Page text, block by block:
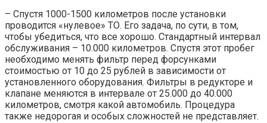
– Спустя 1000-1500 километров после установки
проводится «нулевое» ТО. Его задача, по сути, в том,
чтобы убедиться, что все хорошо. Стандартный интервал
обслуживания – 10.000 километров. Спустя этот пробег
необходимо менять фильтр перед форсунками
стоимостью от 10 до 25 рублей в зависимости от
установленного оборудования. Фильтры в редукторе и
клапане меняются в интервале от 25.000 до 40.000
километров, смотря какой автомобиль. Процедура
также недорогая и особых сложностей не представляет.